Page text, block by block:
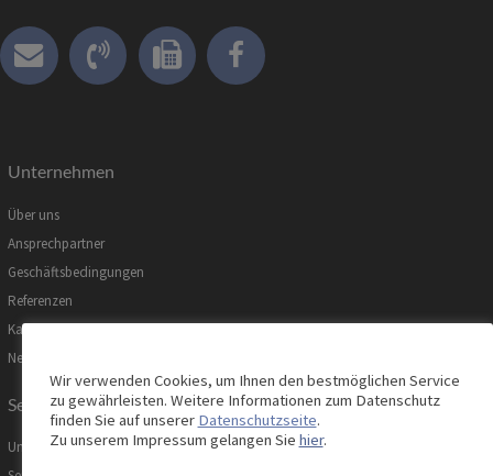
Unternehmen
Über uns
Ansprechpartner
Geschäftsbedingungen
Referenzen
Karriere
News
Service
Unsere Serviceleistungen
Wir verwenden Cookies, um Ihnen den bestmöglichen Service
zu gewährleisten. Weitere Informationen zum Datenschutz
finden Sie auf unserer Datenschutzseite.
Zu unserem Impressum gelangen Sie hier.